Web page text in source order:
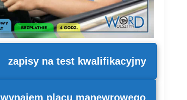
zapisy na test kwalifikacyjny
wynajem placu manewrowego